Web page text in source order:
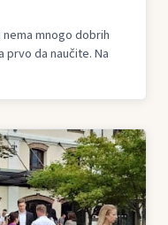
mnogo dobrih
da naučite. Na